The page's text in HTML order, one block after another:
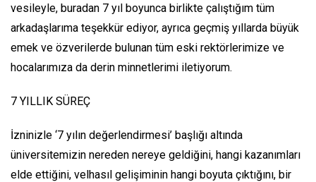
vesileyle, buradan 7 yıl boyunca birlikte çalıştığım tüm
arkadaşlarıma teşekkür ediyor, ayrıca geçmiş yıllarda büyük
emek ve özverilerde bulunan tüm eski rektörlerimize ve
hocalarımıza da derin minnetlerimi iletiyorum.
7 YILLIK SÜREÇ
İzninizle ‘7 yılın değerlendirmesi’ başlığı altında
üniversitemizin nereden nereye geldiğini, hangi kazanımları
elde ettiğini, velhasıl gelişiminin hangi boyuta çıktığını, bir